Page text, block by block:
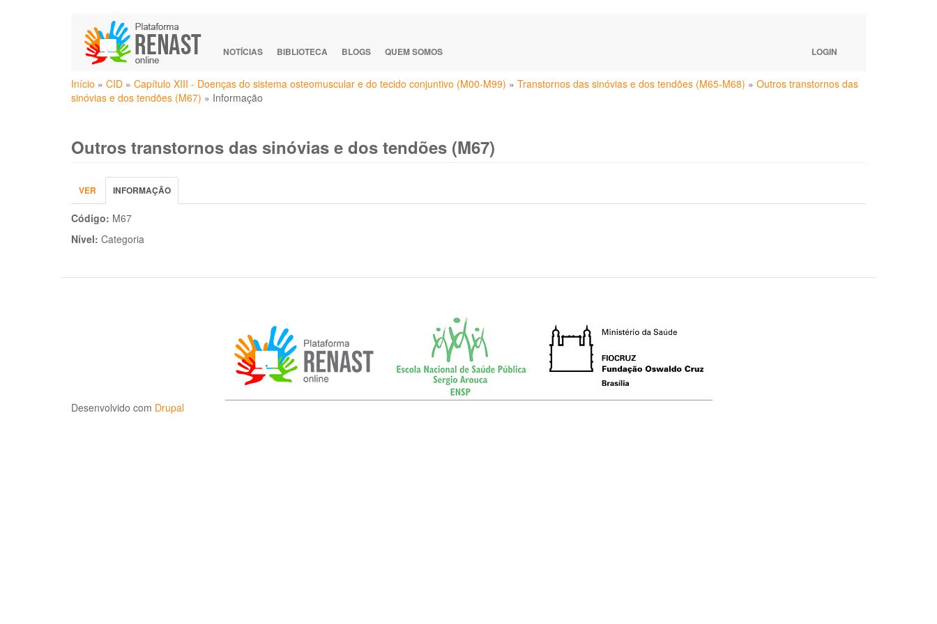
NOTÍCIAS BIBLIOTECA BLOGS QUEM SOMOS LOGIN
Você
está
Início » CID » Capítulo XIII - Doenças do sistema osteomuscular e do tecido conjuntivo (M00-M99) » Transtornos das sinóvias e dos tendões (M65-M68) » Outros transtornos das
sinóvias e dos tendões (M67) » Informação
Outros transtornos das sinóvias e dos tendões (M67)
Abas
primárias
VER INFORMAÇÃO
ATIVA)
Código: M67
Nível: Categoria
Desenvolvido com Drupal